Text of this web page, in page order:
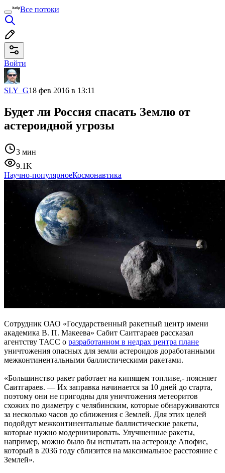
Все потоки
Войти
SLY_G18 фев 2016 в 13:11
Будет ли Россия спасать Землю от
астероидной угрозы
3 мин
9.1K
Научно-популярноеКосмонавтика
Сотрудник ОАО «Государственный ракетный центр имени
академика В. П. Макеева» Сабит Саитгараев рассказал
агентству ТАСС о разработанном в недрах центра плане
уничтожения опасных для земли астероидов доработанными
межконтинентальными баллистическими ракетами.
«Большинство ракет работает на кипящем топливе,- поясняет
Саитгараев. — Их заправка начинается за 10 дней до старта,
поэтому они не пригодны для уничтожения метеоритов
схожих по диаметру с челябинским, которые обнаруживаются
за несколько часов до сближения с Землей. Для этих целей
подойдут межконтинентальные баллистические ракеты,
которые нужно модернизировать. Улучшенные ракеты,
например, можно было бы испытать на астероиде Апофис,
который в 2036 году сблизится на максимальное расстояние с
Землей».